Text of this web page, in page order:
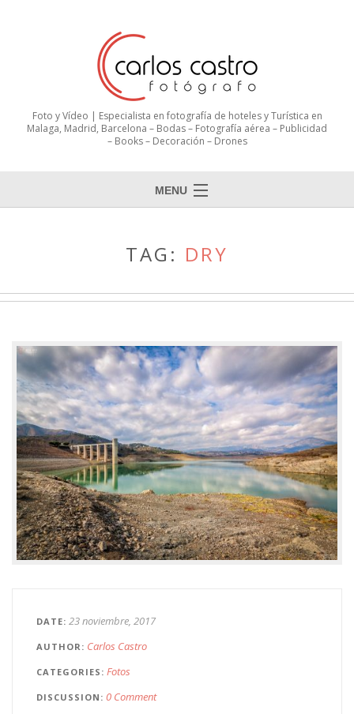
Foto y Vídeo | Especialista en fotografía de hoteles y Turística en
Malaga, Madrid, Barcelona – Bodas – Fotografía aérea – Publicidad
– Books – Decoración – Drones
MENU
TAG: DRY
DATE 23 noviembre, 2017
AUTHOR Carlos Castro
CATEGORIES Fotos
DISCUSSION 0 Comment